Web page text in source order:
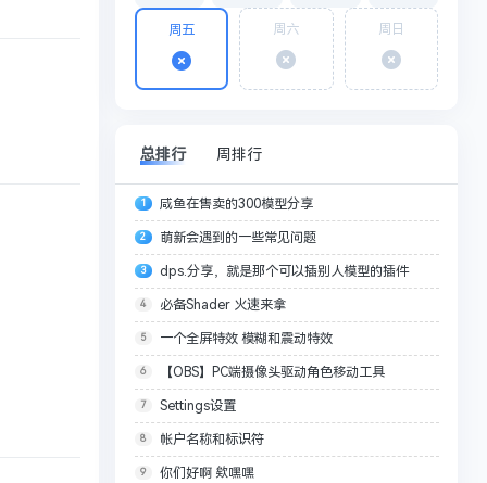
周五 周六 周日
总排行 周排行
1 咸鱼在售卖的300模型分享
2 萌新会遇到的一些常见问题
3 dps.分享，就是那个可以插别人模型的插件
4 必备Shader 火速来拿
5 一个全屏特效 模糊和震动特效
6 【OBS】PC端摄像头驱动角色移动工具
VRChat-Motion OSC
7 Settings设置
8 帐户名称和标识符
9 你们好啊 欸嘿嘿